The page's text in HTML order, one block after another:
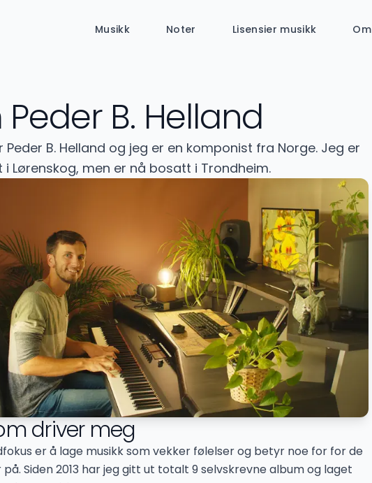
Musikk Noter Lisensier musikk Om
B. Helland
Peder B. Helland og jeg er en komponist fra Norge. Jeg er
i Lørenskog, men er nå bosatt i Trondheim.
driver meg
er å lage musikk som vekker følelser og betyr noe for for de
Siden 2013 har jeg gitt ut totalt 9 selvskrevne album og laget